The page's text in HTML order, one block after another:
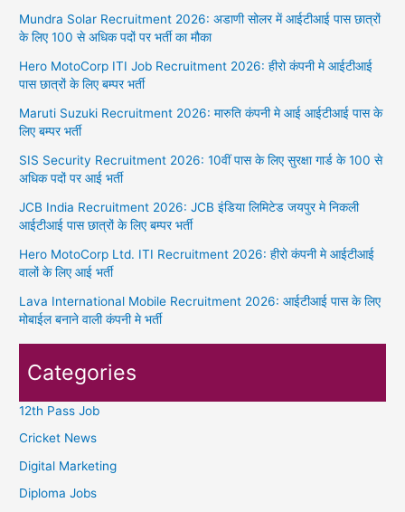
Mundra Solar Recruitment 2026: अडाणी सोलर में आईटीआई पास छात्रों
के लिए 100 से अधिक पदों पर भर्ती का मौका
Hero MotoCorp ITI Job Recruitment 2026: हीरो कंपनी मे आईटीआई
पास छात्रों के लिए बम्पर भर्ती
Maruti Suzuki Recruitment 2026: मारुति कंपनी मे आई आईटीआई पास के
लिए बम्पर भर्ती
SIS Security Recruitment 2026: 10वीं पास के लिए सुरक्षा गार्ड के 100 से
अधिक पदों पर आई भर्ती
JCB India Recruitment 2026: JCB इंडिया लिमिटेड जयपुर मे निकली
आईटीआई पास छात्रों के लिए बम्पर भर्ती
Hero MotoCorp Ltd. ITI Recruitment 2026: हीरो कंपनी मे आईटीआई
वालों के लिए आई भर्ती
Lava International Mobile Recruitment 2026: आईटीआई पास के लिए
मोबाईल बनाने वाली कंपनी मे भर्ती
Categories
12th Pass Job
Cricket News
Digital Marketing
Diploma Jobs